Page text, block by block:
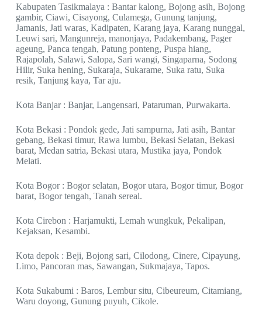
Kabupaten Tasikmalaya : Bantar kalong, Bojong asih, Bojong
gambir, Ciawi, Cisayong, Culamega, Gunung tanjung,
Jamanis, Jati waras, Kadipaten, Karang jaya, Karang nunggal,
Leuwi sari, Mangunreja, manonjaya, Padakembang, Pager
ageung, Panca tengah, Patung ponteng, Puspa hiang,
Rajapolah, Salawi, Salopa, Sari wangi, Singaparna, Sodong
Hilir, Suka hening, Sukaraja, Sukarame, Suka ratu, Suka
resik, Tanjung kaya, Tar aju.
Kota Banjar : Banjar, Langensari, Pataruman, Purwakarta.
Kota Bekasi : Pondok gede, Jati sampurna, Jati asih, Bantar
gebang, Bekasi timur, Rawa lumbu, Bekasi Selatan, Bekasi
barat, Medan satria, Bekasi utara, Mustika jaya, Pondok
Melati.
Kota Bogor : Bogor selatan, Bogor utara, Bogor timur, Bogor
barat, Bogor tengah, Tanah sereal.
Kota Cirebon : Harjamukti, Lemah wungkuk, Pekalipan,
Kejaksan, Kesambi.
Kota depok : Beji, Bojong sari, Cilodong, Cinere, Cipayung,
Limo, Pancoran mas, Sawangan, Sukmajaya, Tapos.
Kota Sukabumi : Baros, Lembur situ, Cibeureum, Citamiang,
Waru doyong, Gunung puyuh, Cikole.